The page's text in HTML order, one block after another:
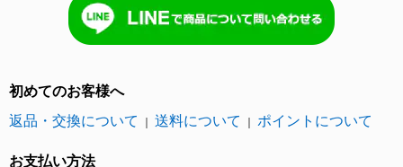
初めてのお客様へ
返品・交換について
｜ 送料について ｜ ポイントについて
お支払い方法